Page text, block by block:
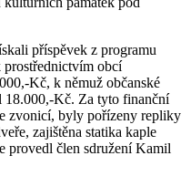
příspěvek z programu
obcí
Kč, k němuž občanské
18.000,-Kč. Za tyto finanční
zvonicí, byly pořízeny repliky
zajištěna statika kaple
provedl člen sdružení Kamil